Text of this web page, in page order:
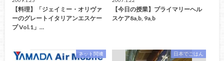
【料理】「ジェイミー・オリヴァ
ーのグレートイタリアンエスケー
プ Vol.1」…
【今日の授業】プライマリーヘル
スケア8a,b, 9a,b
ネット関連 日本でごはん